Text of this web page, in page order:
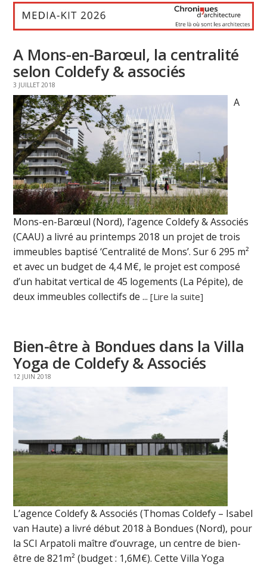
A Mons-en-Barœul, la centralité
selon Coldefy & associés
3 JUILLET 2018
A
Mons-en-Barœul (Nord), l’agence Coldefy & Associés
(CAAU) a livré au printemps 2018 un projet de trois
immeubles baptisé ‘Centralité de Mons’. Sur 6 295 m²
et avec un budget de 4,4 M€, le projet est composé
d’un habitat vertical de 45 logements (La Pépite), de
deux immeubles collectifs de ...[Lire la suite]
Bien-être à Bondues dans la Villa
Yoga de Coldefy & Associés
12 JUIN 2018
L’agence Coldefy & Associés (Thomas Coldefy – Isabel
van Haute) a livré début 2018 à Bondues (Nord), pour
la SCI Arpatoli maître d’ouvrage, un centre de bien-
être de 821m² (budget : 1,6M€). Cette Villa Yoga